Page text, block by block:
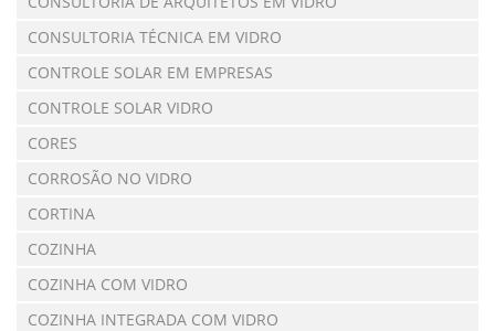
CONSULTORIA TÉCNICA EM VIDRO
CONTROLE SOLAR EM EMPRESAS
CONTROLE SOLAR VIDRO
CORES
CORROSÃO NO VIDRO
CORTINA
COZINHA
COZINHA COM VIDRO
COZINHA INTEGRADA COM VIDRO